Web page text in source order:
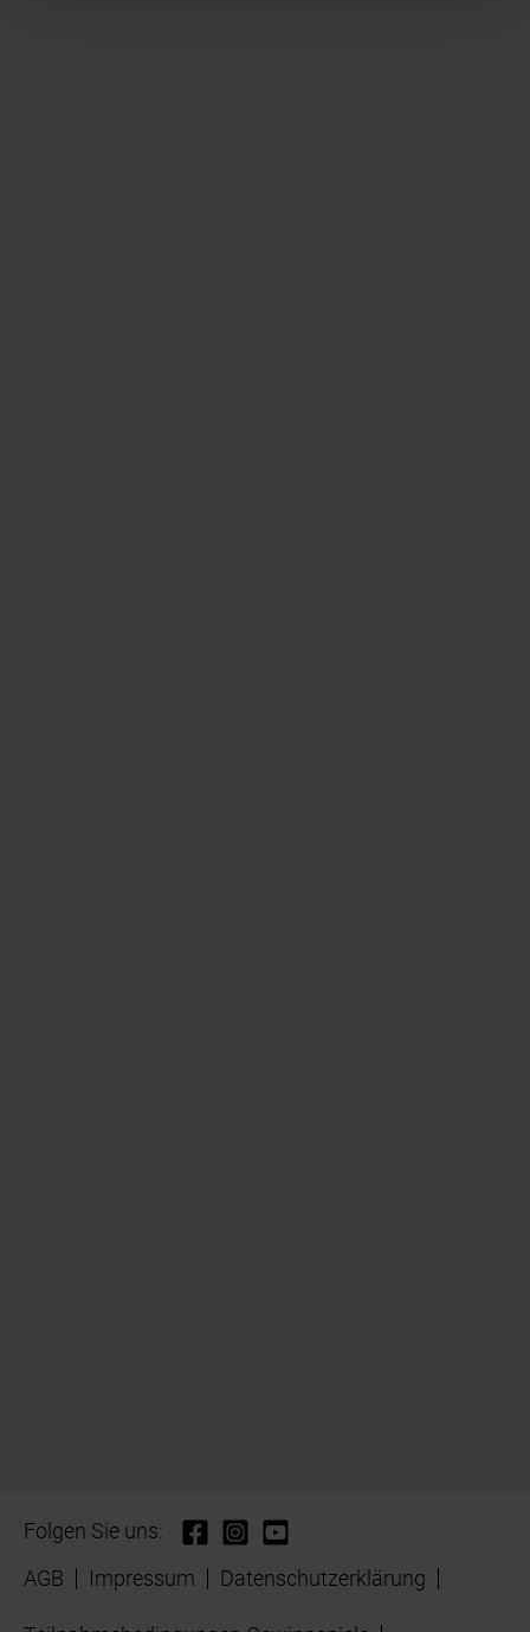
Folgen Sie uns:
AGB
Impressum Datenschutzerklärung